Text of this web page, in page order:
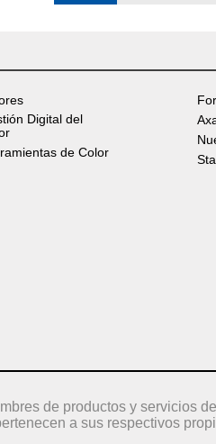
Digital del
de Color
de productos y servicios
a sus respectivos